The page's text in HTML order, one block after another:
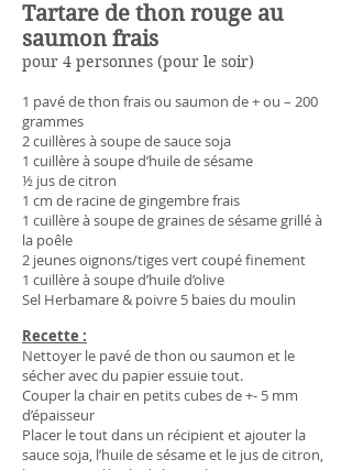
Tartare de thon rouge au
saumon frais
pour 4 personnes (pour le soir)
1 pavé de thon frais ou saumon de + ou – 200
grammes
2 cuillères à soupe de sauce soja
1 cuillère à soupe d’huile de sésame
½ jus de citron
1 cm de racine de gingembre frais
1 cuillère à soupe de graines de sésame grillé à
la poêle
2 jeunes oignons/tiges vert coupé finement
1 cuillère à soupe d’huile d’olive
Sel Herbamare & poivre 5 baies du moulin
Recette :
Nettoyer le pavé de thon ou saumon et le
sécher avec du papier essuie tout.
Couper la chair en petits cubes de +- 5 mm
d’épaisseur
Placer le tout dans un récipient et ajouter la
sauce soja, l’huile de sésame et le jus de citron,